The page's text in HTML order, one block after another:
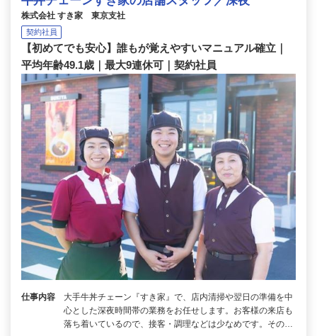
株式会社 すき家 東京支社
契約社員
【初めてでも安心】誰もが覚えやすいマニュアル確立｜
平均年齢49.1歳｜最大9連休可｜契約社員
仕事内容
大手牛丼チェーン『すき家』で、店内清掃や翌日の準備を中
心とした深夜時間帯の業務をお任せします。お客様の来店も
落ち着いているので、接客・調理などは少なめです。その…